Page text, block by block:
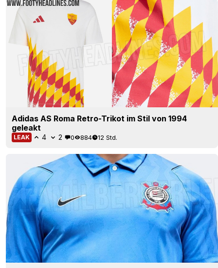
Adidas AS Roma Retro-Trikot im Stil von 1994
geleakt
LEAK 4 2 0 884 12 Std.